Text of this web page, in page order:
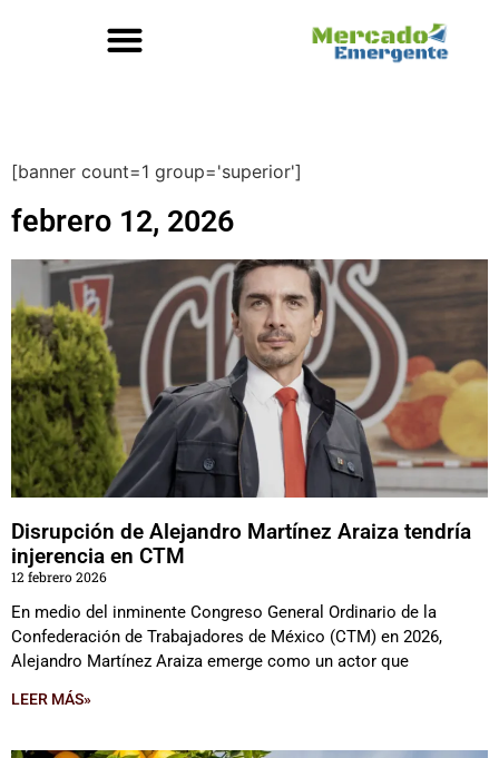
[banner count=1 group='superior']
febrero 12, 2026
Disrupción de Alejandro Martínez Araiza tendría
injerencia en CTM
12 febrero 2026
En medio del inminente Congreso General Ordinario de la
Confederación de Trabajadores de México (CTM) en 2026,
Alejandro Martínez Araiza emerge como un actor que
LEER MÁS»